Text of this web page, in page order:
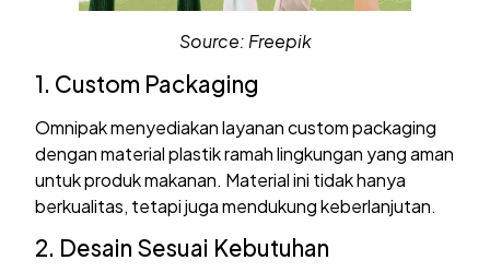
Source: Freepik
1. Custom Packaging
Omnipak menyediakan layanan custom packaging
dengan material plastik ramah lingkungan yang aman
untuk produk makanan. Material ini tidak hanya
berkualitas, tetapi juga mendukung keberlanjutan.
2. Desain Sesuai Kebutuhan